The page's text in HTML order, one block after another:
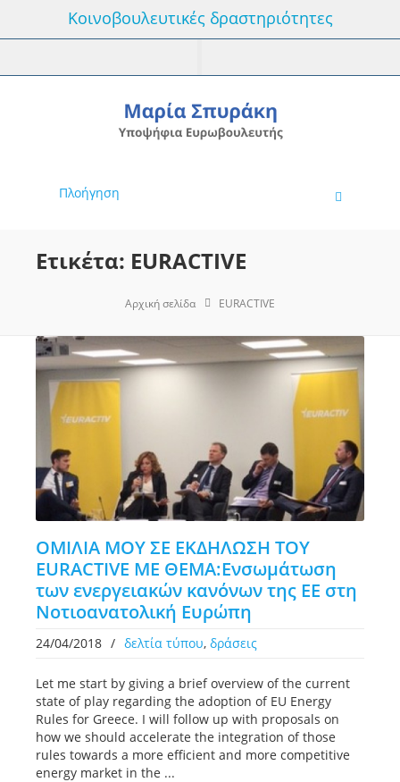
Κοινοβουλευτικές δραστηριότητες
Πλοήγηση
Ετικέτα: EURACTIVE
Αρχική σελίδα EURACTIVE
ΟΜΙΛΙΑ ΜΟΥ ΣΕ ΕΚΔΗΛΩΣΗ ΤΟΥ
EURACTIVE ME ΘΕΜΑ:Ενσωμάτωση
των ενεργειακών κανόνων της ΕΕ στη
Νοτιοανατολική Ευρώπη
24/04/2018 / δελτία τύπου, δράσεις
Let me start by giving a brief overview of the current
state of play regarding the adoption of EU Energy
Rules for Greece. I will follow up with proposals on
how we should accelerate the integration of those
rules towards a more efficient and more competitive
energy market in the ...